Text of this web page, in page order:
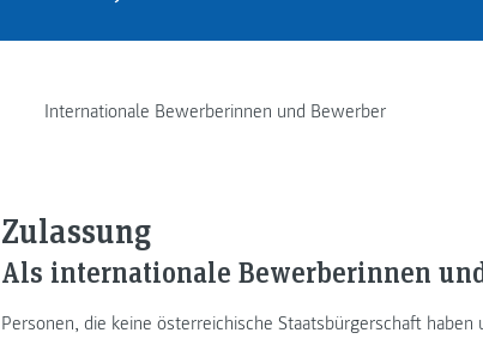
Internationale Bewerberinnen und Bewerber
Zulassung
Als internationale Bewerberinnen
Personen, die keine österreichische Staatsbürgerschaft haben